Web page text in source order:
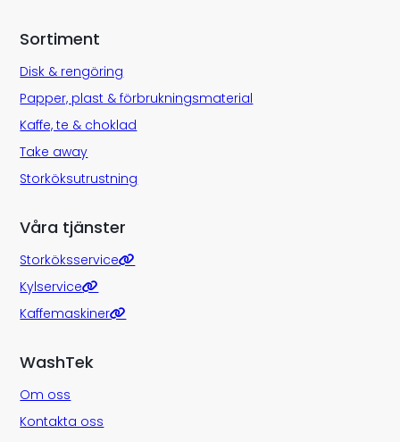
Sortiment
Disk & rengöring
Papper, plast & förbrukningsmaterial
Kaffe, te & choklad
Take away
Storköksutrustning
Våra tjänster
Storköksservice
Kylservice
Kaffemaskiner
WashTek
Om oss
Kontakta oss